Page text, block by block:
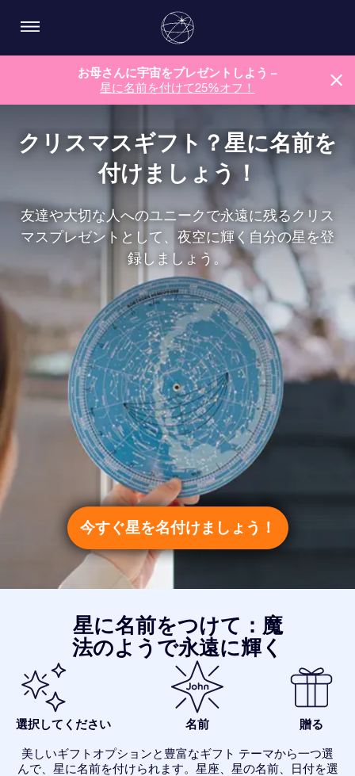
お母さんに宇宙をプレゼントしよう –
星に名前を付けて25%オフ！
クリスマスギフト？星に名前を
付けましょう！
友達や大切な人へのユニークで永遠に残るクリス
マスプレゼントとして、夜空に輝く自分の星を登
録しましょう。
今すぐ星を名付けましょう！
星に名前をつけて：魔
法のようで永遠に輝く
選択してください 名前 贈る
美しいギフトオプションと豊富なギフト テーマから一つ選
んで、星に名前を付けられます。星座、星の名前、日付を選